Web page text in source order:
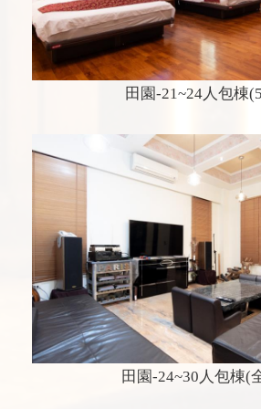
田園-21~24人包棟
田園-24~30人包棟(